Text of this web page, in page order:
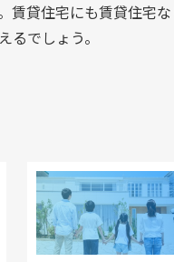
賃貸住宅にも賃貸住宅
でしょう。